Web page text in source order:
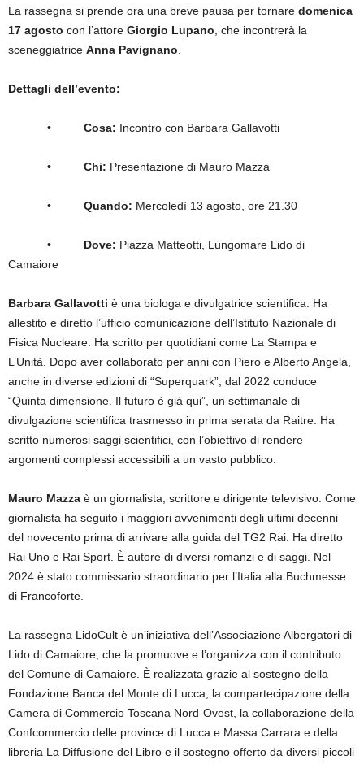
La rassegna si prende ora una breve pausa per tornare domenica
17 agosto con l’attore Giorgio Lupano , che incontrerà la
sceneggiatrice Anna Pavignano
Dettagli dell’evento:
• Cosa: Incontro con Barbara Gallavotti
• Chi: Presentazione di Mauro Mazza
• Quando: Mercoledì 13 agosto, ore 21.30
• Dove: Piazza Matteotti, Lungomare Lido di
Camaiore
Barbara Gallavotti è una biologa e divulgatrice scientifica. Ha
allestito e diretto l’ufficio comunicazione dell’Istituto Nazionale di
Fisica Nucleare. Ha scritto per quotidiani come La Stampa e
L’Unità. Dopo aver collaborato per anni con Piero e Alberto Angela,
anche in diverse edizioni di “Superquark”, dal 2022 conduce
“Quinta dimensione. Il futuro è già qui”, un settimanale di
divulgazione scientifica trasmesso in prima serata da Raitre. Ha
scritto numerosi saggi scientifici, con l’obiettivo di rendere
argomenti complessi accessibili a un vasto pubblico.
Mauro Mazza è un giornalista, scrittore e dirigente televisivo. Come
giornalista ha seguito i maggiori avvenimenti degli ultimi decenni
del novecento prima di arrivare alla guida del TG2 Rai. Ha diretto
Rai Uno e Rai Sport. È autore di diversi romanzi e di saggi. Nel
2024 è stato commissario straordinario per l’Italia alla Buchmesse
di Francoforte.
La rassegna LidoCult è un’iniziativa dell’Associazione Albergatori di
Lido di Camaiore, che la promuove e l’organizza con il contributo
del Comune di Camaiore. È realizzata grazie al sostegno della
Fondazione Banca del Monte di Lucca, la compartecipazione della
Camera di Commercio Toscana Nord-Ovest, la collaborazione della
Confcommercio delle province di Lucca e Massa Carrara e della
libreria La Diffusione del Libro e il sostegno offerto da diversi piccoli